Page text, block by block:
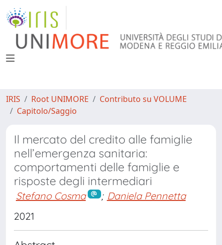
IRIS Root UNIMORE
Contributo su VOLUME
Capitolo/Saggio
Il mercato del credito alle famiglie
nell’emergenza sanitaria:
comportamenti delle famiglie e
risposte degli intermediari
Stefano Cosma ; Daniela Pennetta
2021